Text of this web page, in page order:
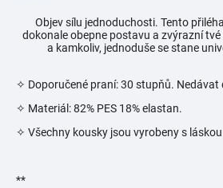
Objev sílu jednoduchosti. Tento
dokonale obepne postavu a zvýrazní tvé
a kamkoliv, jednoduše se stane
✧ Doporučené praní: 30 stupňů. Nedávat
✧ Materiál: 82% PES 18% elastan.
✧ Všechny kousky jsou vyrobeny s láskou
**